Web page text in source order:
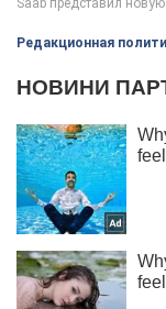
Редакционная